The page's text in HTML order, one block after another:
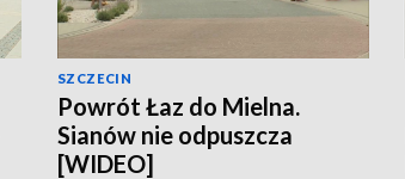
SZCZECIN
Powrót Łaz do Mielna.
Sianów nie odpuszcza
[WIDEO]